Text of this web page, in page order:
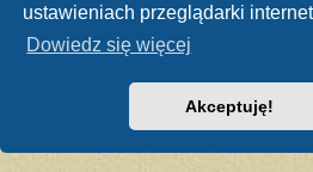
ustawieniach przeglądarki
Dowiedz się więcej
Akceptuję!